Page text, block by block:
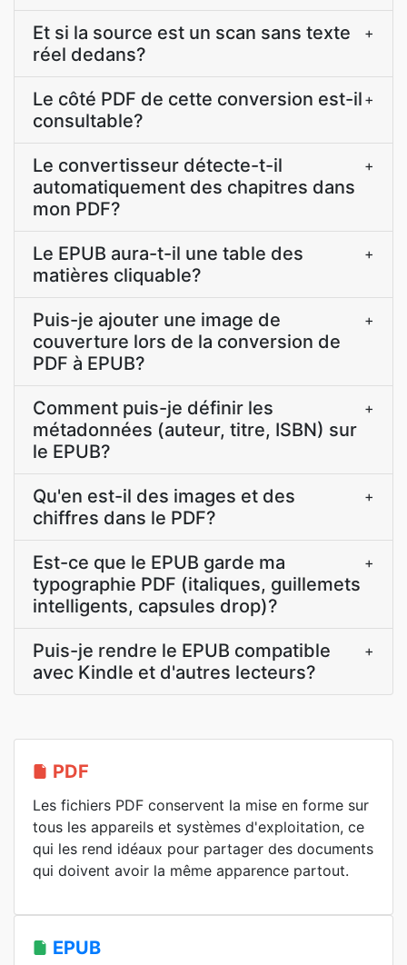
Et si la source est un scan sans texte
réel dedans?
+
Le côté PDF de cette conversion est-il
consultable?
+
Le convertisseur détecte-t-il
automatiquement des chapitres dans
mon PDF?
+
Le EPUB aura-t-il une table des
matières cliquable?
+
Puis-je ajouter une image de
couverture lors de la conversion de
PDF à EPUB?
+
Comment puis-je définir les
métadonnées (auteur, titre, ISBN) sur
le EPUB?
+
Qu'en est-il des images et des
chiffres dans le PDF?
+
Est-ce que le EPUB garde ma
typographie PDF (italiques, guillemets
intelligents, capsules drop)?
+
Puis-je rendre le EPUB compatible
avec Kindle et d'autres lecteurs?
+
PDF
Les fichiers PDF conservent la mise en forme sur
tous les appareils et systèmes d'exploitation, ce
qui les rend idéaux pour partager des documents
qui doivent avoir la même apparence partout.
EPUB